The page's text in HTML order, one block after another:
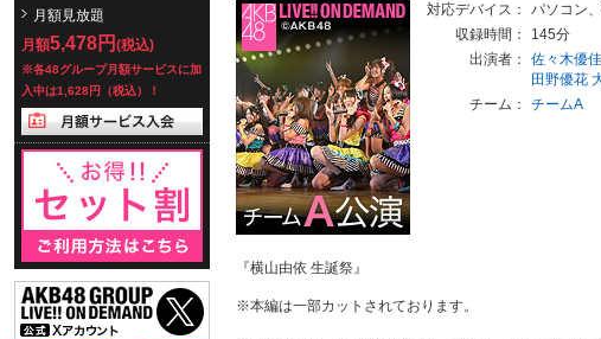
月額見放題
月額5,478円 (税込)
※各48グループ月額サービスに加
入中は1,628円（税込）！
対応デバイス： パソコン、
収録時間：
145分
出演者：
佐々木優
田野優花
チーム：
チームA
『横山由依 生誕祭』
※本編は一部カットされております。